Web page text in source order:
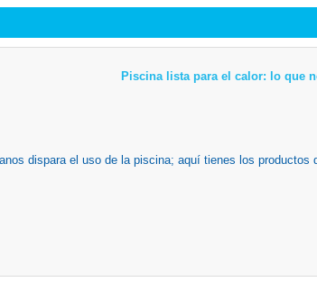
Piscina lista para el calor: lo que
dispara el uso de la piscina; aquí tienes los